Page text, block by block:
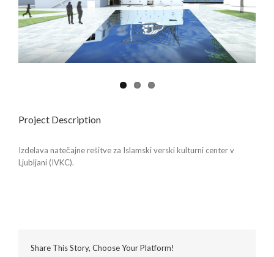
Project Description
Izdelava natečajne rešitve za Islamski verski kulturni center v
Ljubljani (IVKC).
Share This Story, Choose Your Platform!